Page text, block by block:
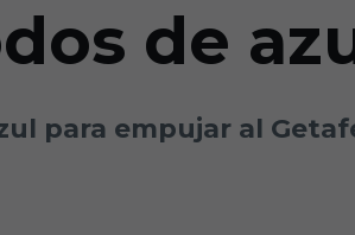
de
para empujar al